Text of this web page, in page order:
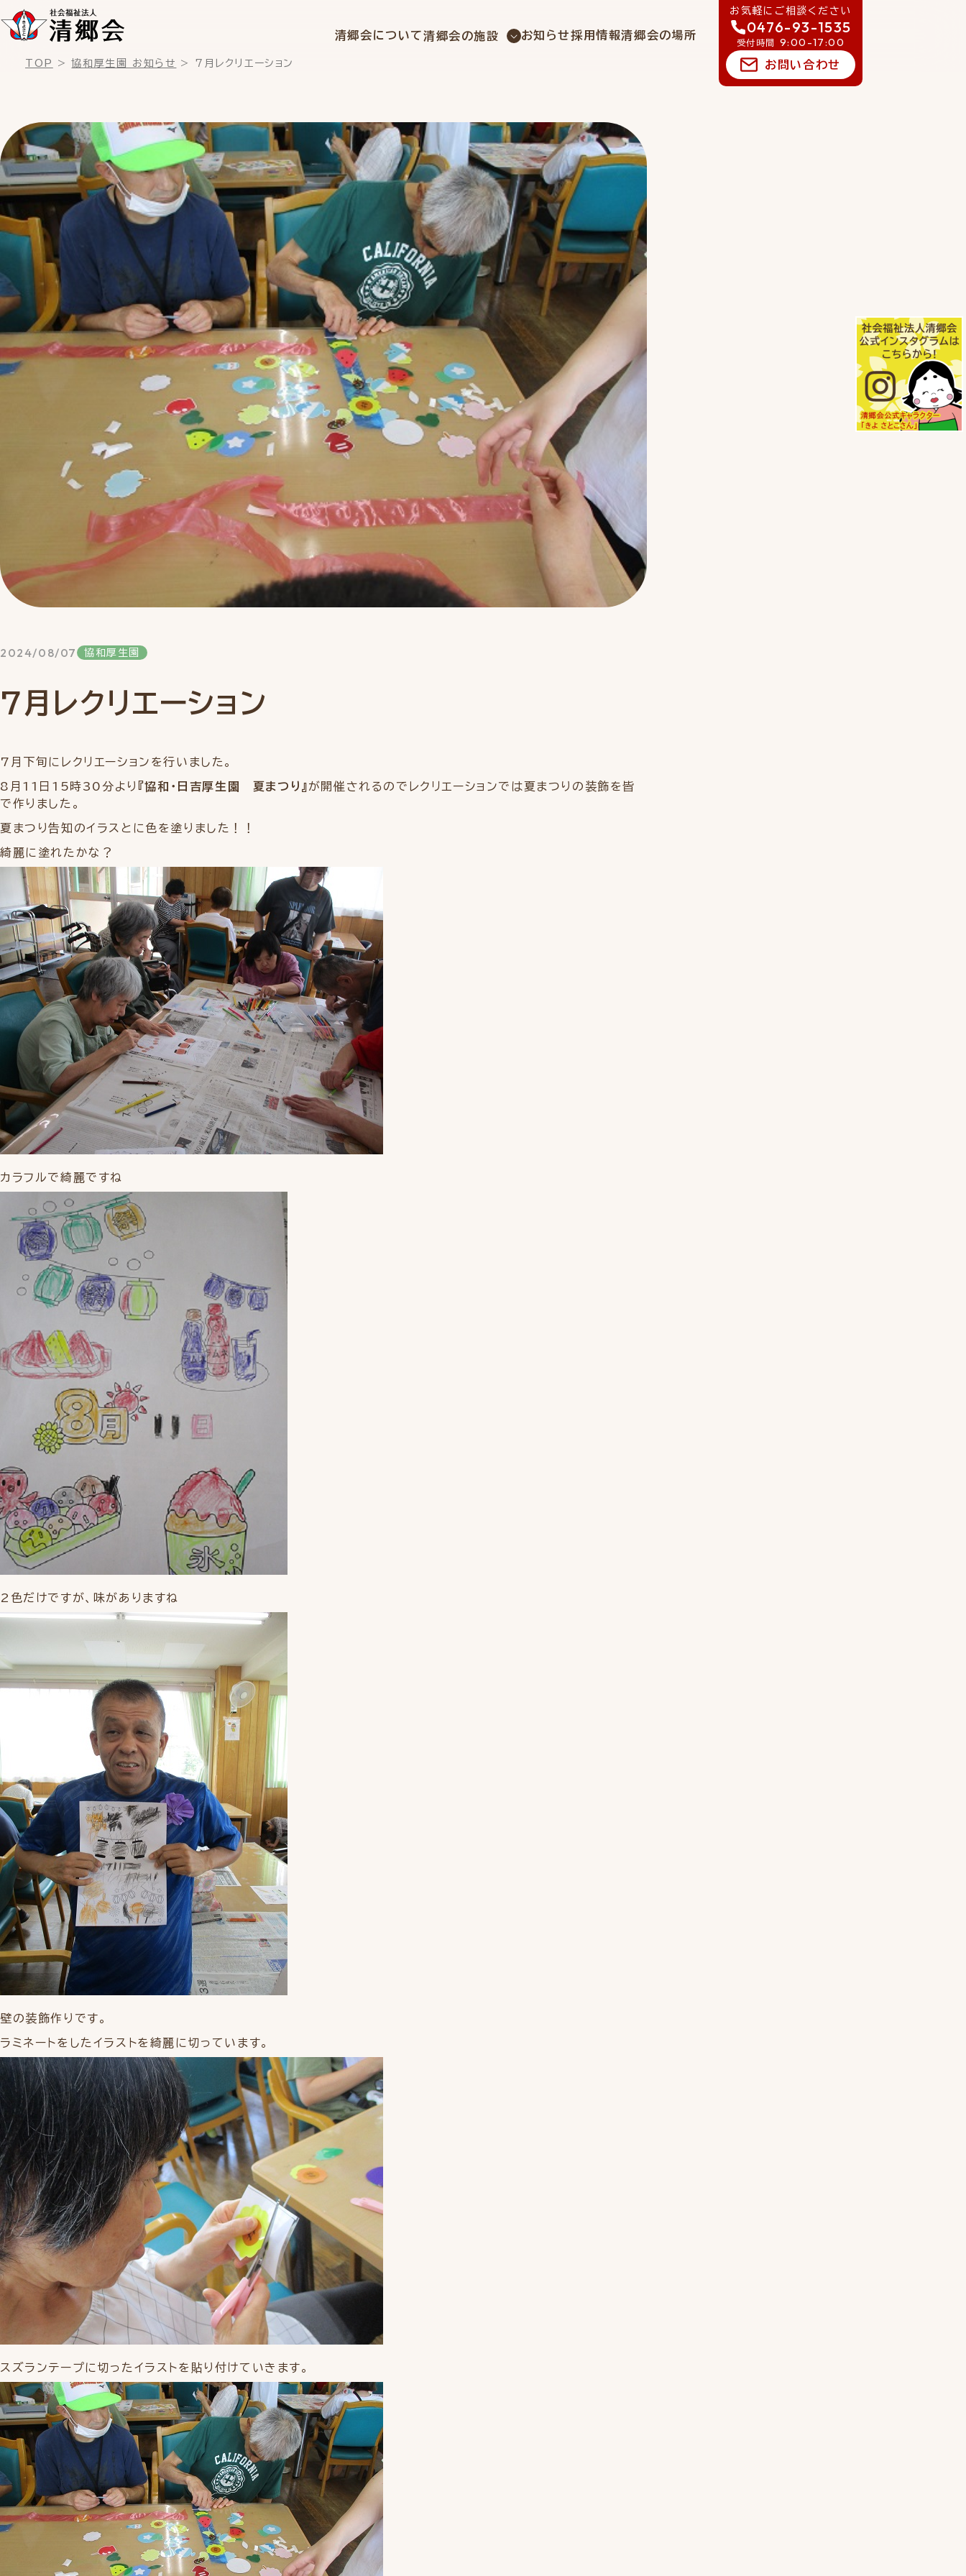
清郷会について清郷会の施設 お知らせ採用情報清郷会の場所
お気軽にご相談ください
0476-93-1535
受付時間 9:00-17:00
お問い合わせ
TOP 協和厚生園 お知らせ 7月レクリエーション
2024/08/07 協和厚生園
7月レクリエーション
7月下旬にレクリエーションを行いました。
8月11日15時30分より 『協和・日吉厚生園 夏まつり』が開催されるのでレクリエーションでは夏まつりの装飾を皆
で作りました。
夏まつり告知のイラスとに色を塗りました！！
綺麗に塗れたかな？
カラフルで綺麗ですね
2色だけですが、味がありますね
壁の装飾作りです。
ラミネートをしたイラストを綺麗に切っています。
スズランテープに切ったイラストを貼り付けていきます。